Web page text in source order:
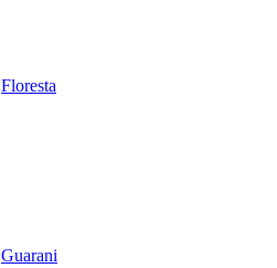
Floresta
Guarani